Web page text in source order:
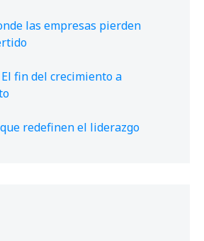
las empresas pierden
fin del crecimiento a
redefinen el liderazgo